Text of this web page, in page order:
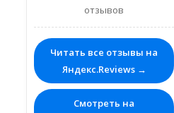
отзывов
Читать все отзывы на
Яндекс.Reviews →
Смотреть на